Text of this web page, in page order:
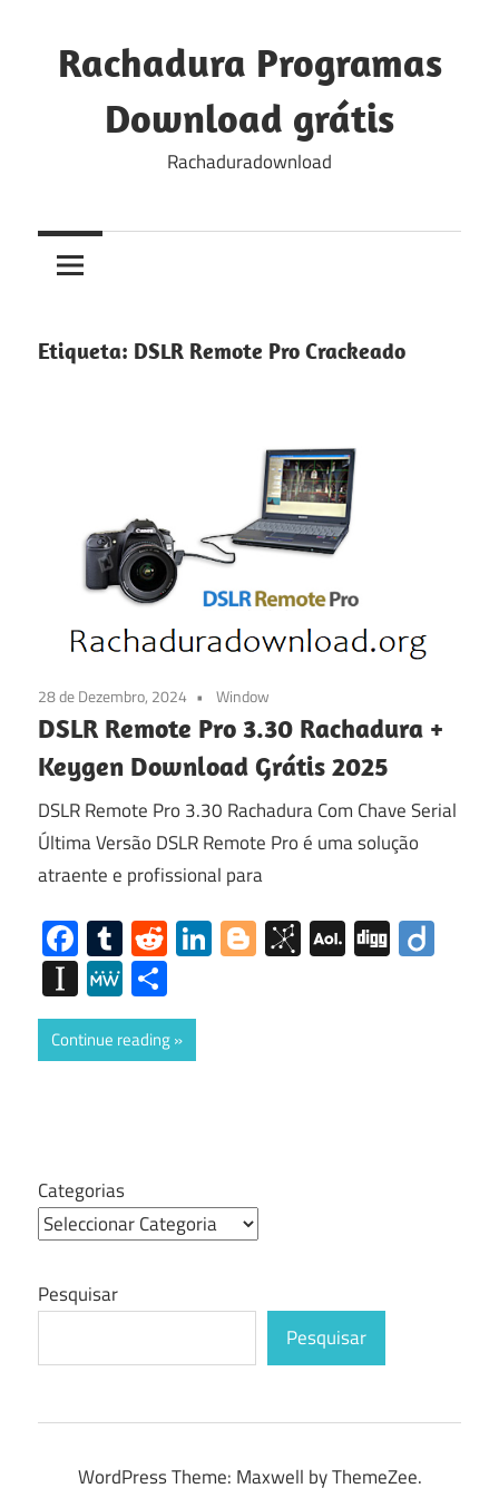
content
Rachadura Programas
Download grátis
Rachaduradownload
Etiqueta: DSLR Remote Pro Crackeado
28 de Dezembro, 2024 Window
DSLR Remote Pro 3.30 Rachadura +
Keygen Download Grátis 2025
DSLR Remote Pro 3.30 Rachadura Com Chave Serial
Última Versão DSLR Remote Pro é uma solução
atraente e profissional para
Facebook
Tumblr
RedditLinkedIn
Blogger
BibSonomy
AOL
Mail
Digg
Instapaper
MeWe
Continue reading
Categorias
Pesquisar
Pesquisar
WordPress Theme: Maxwell by ThemeZee.